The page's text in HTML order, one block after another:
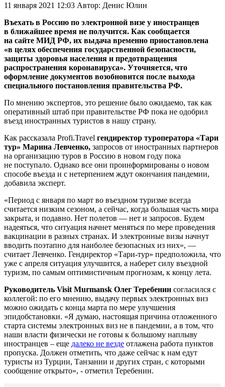
11 января 2021 12:03 Автор: Денис Юлин
Въехать в Россию по электронной визе у иностранцев
в ближайшее время не получится. Как сообщается
на сайте МИД РФ, их выдача временно приостановлена
«в целях обеспечения государственной безопасности,
защиты здоровья населения и предотвращения
распространения коронавируса». Уточняется, что
оформление документов возобновится после выхода
специального постановления правительства РФ.
По мнению экспертов, это решение было ожидаемо, так как
оперативный штаб при правительстве РФ пока не одобрил
въезд иностранных туристов в нашу страну.
Как рассказала Profi.Travel гендиректор туроператора «Тари
тур» Марина Левченко, запросов от иностранных партнеров
на организацию туров в Россию в новом году пока
не поступало. Однако все они проинформированы о новом
способе въезда и с нетерпением ждут окончания пандемии,
добавила эксперт.
«Период с января по март во въездном туризме всегда
считается низким сезоном, а сейчас, когда большая часть мира
закрыта, и подавно. Нет полетов — нет и запросов. Будем
надеяться, что ситуация начнет меняться по мере проведения
вакцинации в разных странах. И электронные визы начнут
вводить поэтапно для наиболее безопасных из них», —
считает Левченко. Гендиректор «Тари-тур» предположила, что
уже с апреля ситуация улучшится, а наберет силу въездной
туризм, по самым оптимистичным прогнозам, к концу лета.
Руководитель Visit Murmansk Олег Теребенин согласился с
коллегой: по его мнению, выдачу первых электронных виз
можно ожидать с конца марта по мере улучшения
эпидобстановки. «Я думаю, настоящая причина отложенного
старта системы электронных виз не в пандемии, а в том, что
наши власти физически не готовы к большому наплыву
иностранцев – еще далеко не везде отлажена работа пунктов
пропуска. Должен отметить, что даже сейчас к нам едут
туристы из Турции, Танзании и других стран, с которыми
сообщение открыто», - отметил Теребенин.